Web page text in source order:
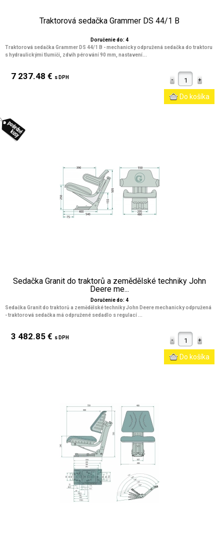
Traktorová sedačka Grammer DS 44/1 B
Doručenie do: 4
Traktorová sedačka Grammer DS 44/1 B - mechanicky odpružená sedačka do traktoru
s hydraulickými tlumiči, zdvih pérování 90 mm, nastavení...
7 237.48 € s DPH
Sedačka Granit do traktorů a zemědělské techniky John
Deere me...
Doručenie do: 4
Sedačka Granit do traktorů a zemědělské techniky John Deere mechanicky odpružená
- traktorová sedačka má odpružené sedadlo s regulací ...
3 482.85 € s DPH